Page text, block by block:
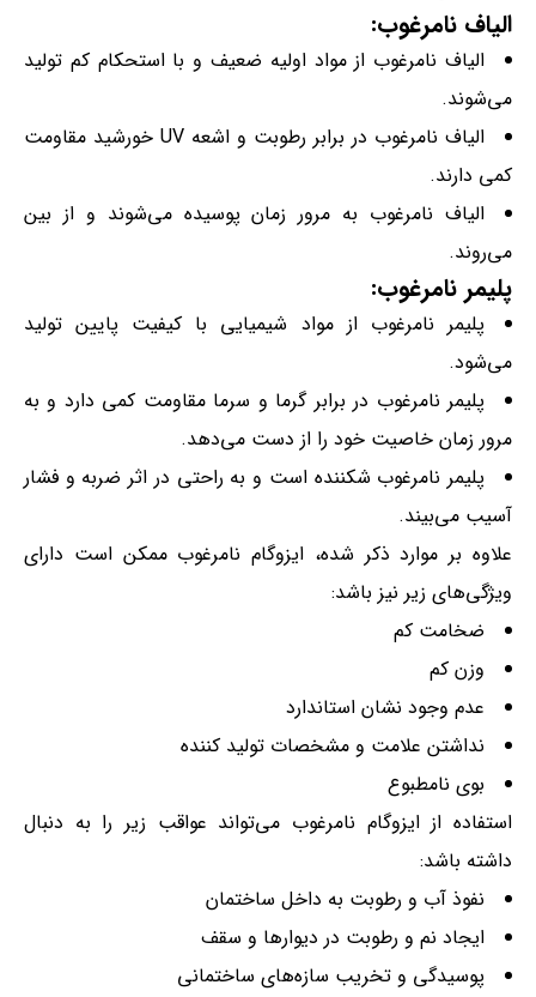
الیاف نامرغوب:
الیاف نامرغوب از مواد اولیه ضعیف و با استحکام کم تولید
می‌شوند.
الیاف نامرغوب در برابر رطوبت و اشعه UV خورشید مقاومت
کمی دارند.
الیاف نامرغوب به مرور زمان پوسیده می‌شوند و از بین
می‌روند.
پلیمر نامرغوب:
پلیمر نامرغوب از مواد شیمیایی با کیفیت پایین تولید
می‌شود.
پلیمر نامرغوب در برابر گرما و سرما مقاومت کمی دارد و به
مرور زمان خاصیت خود را از دست می‌دهد.
پلیمر نامرغوب شکننده است و به راحتی در اثر ضربه و فشار
آسیب می‌بیند.
علاوه بر موارد ذکر شده، ایزوگام نامرغوب ممکن است دارای
ویژگی‌های زیر نیز باشد:
ضخامت کم
وزن کم
عدم وجود نشان استاندارد
نداشتن علامت و مشخصات تولید کننده
بوی نامطبوع
استفاده از ایزوگام نامرغوب می‌تواند عواقب زیر را به دنبال
داشته باشد:
نفوذ آب و رطوبت به داخل ساختمان
ایجاد نم و رطوبت در دیوارها و سقف
پوسیدگی و تخریب سازه‌های ساختمانی